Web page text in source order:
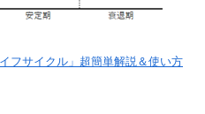
フサイクル」超簡単解説＆使い方